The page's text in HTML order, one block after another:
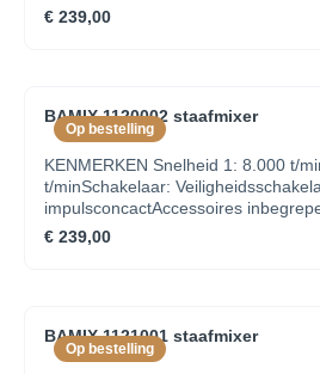
menger, klopper, vleesmesSliceSy
lader, batterijINHOUD VERPAKKING
hulpstukken: multimes, menger en
€ 239,00
Op bestelling
BAMIX 1120002 staafmixer
KENMERKEN Snelheid 1: 8.000 t/
t/minSchakelaar:
impulsconcactAccessoires
lader, batterijINHOUD VERPAKKING
hulpstukken: multimes, menger en
€ 239,00
Op bestelling
BAMIX 1121001 staafmixer